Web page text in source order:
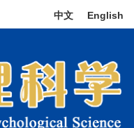
中文 English